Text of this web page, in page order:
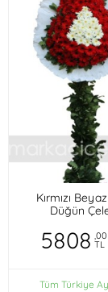
Kırmızı
Düğün
5808 ,00
TL
Tüm Türkiye